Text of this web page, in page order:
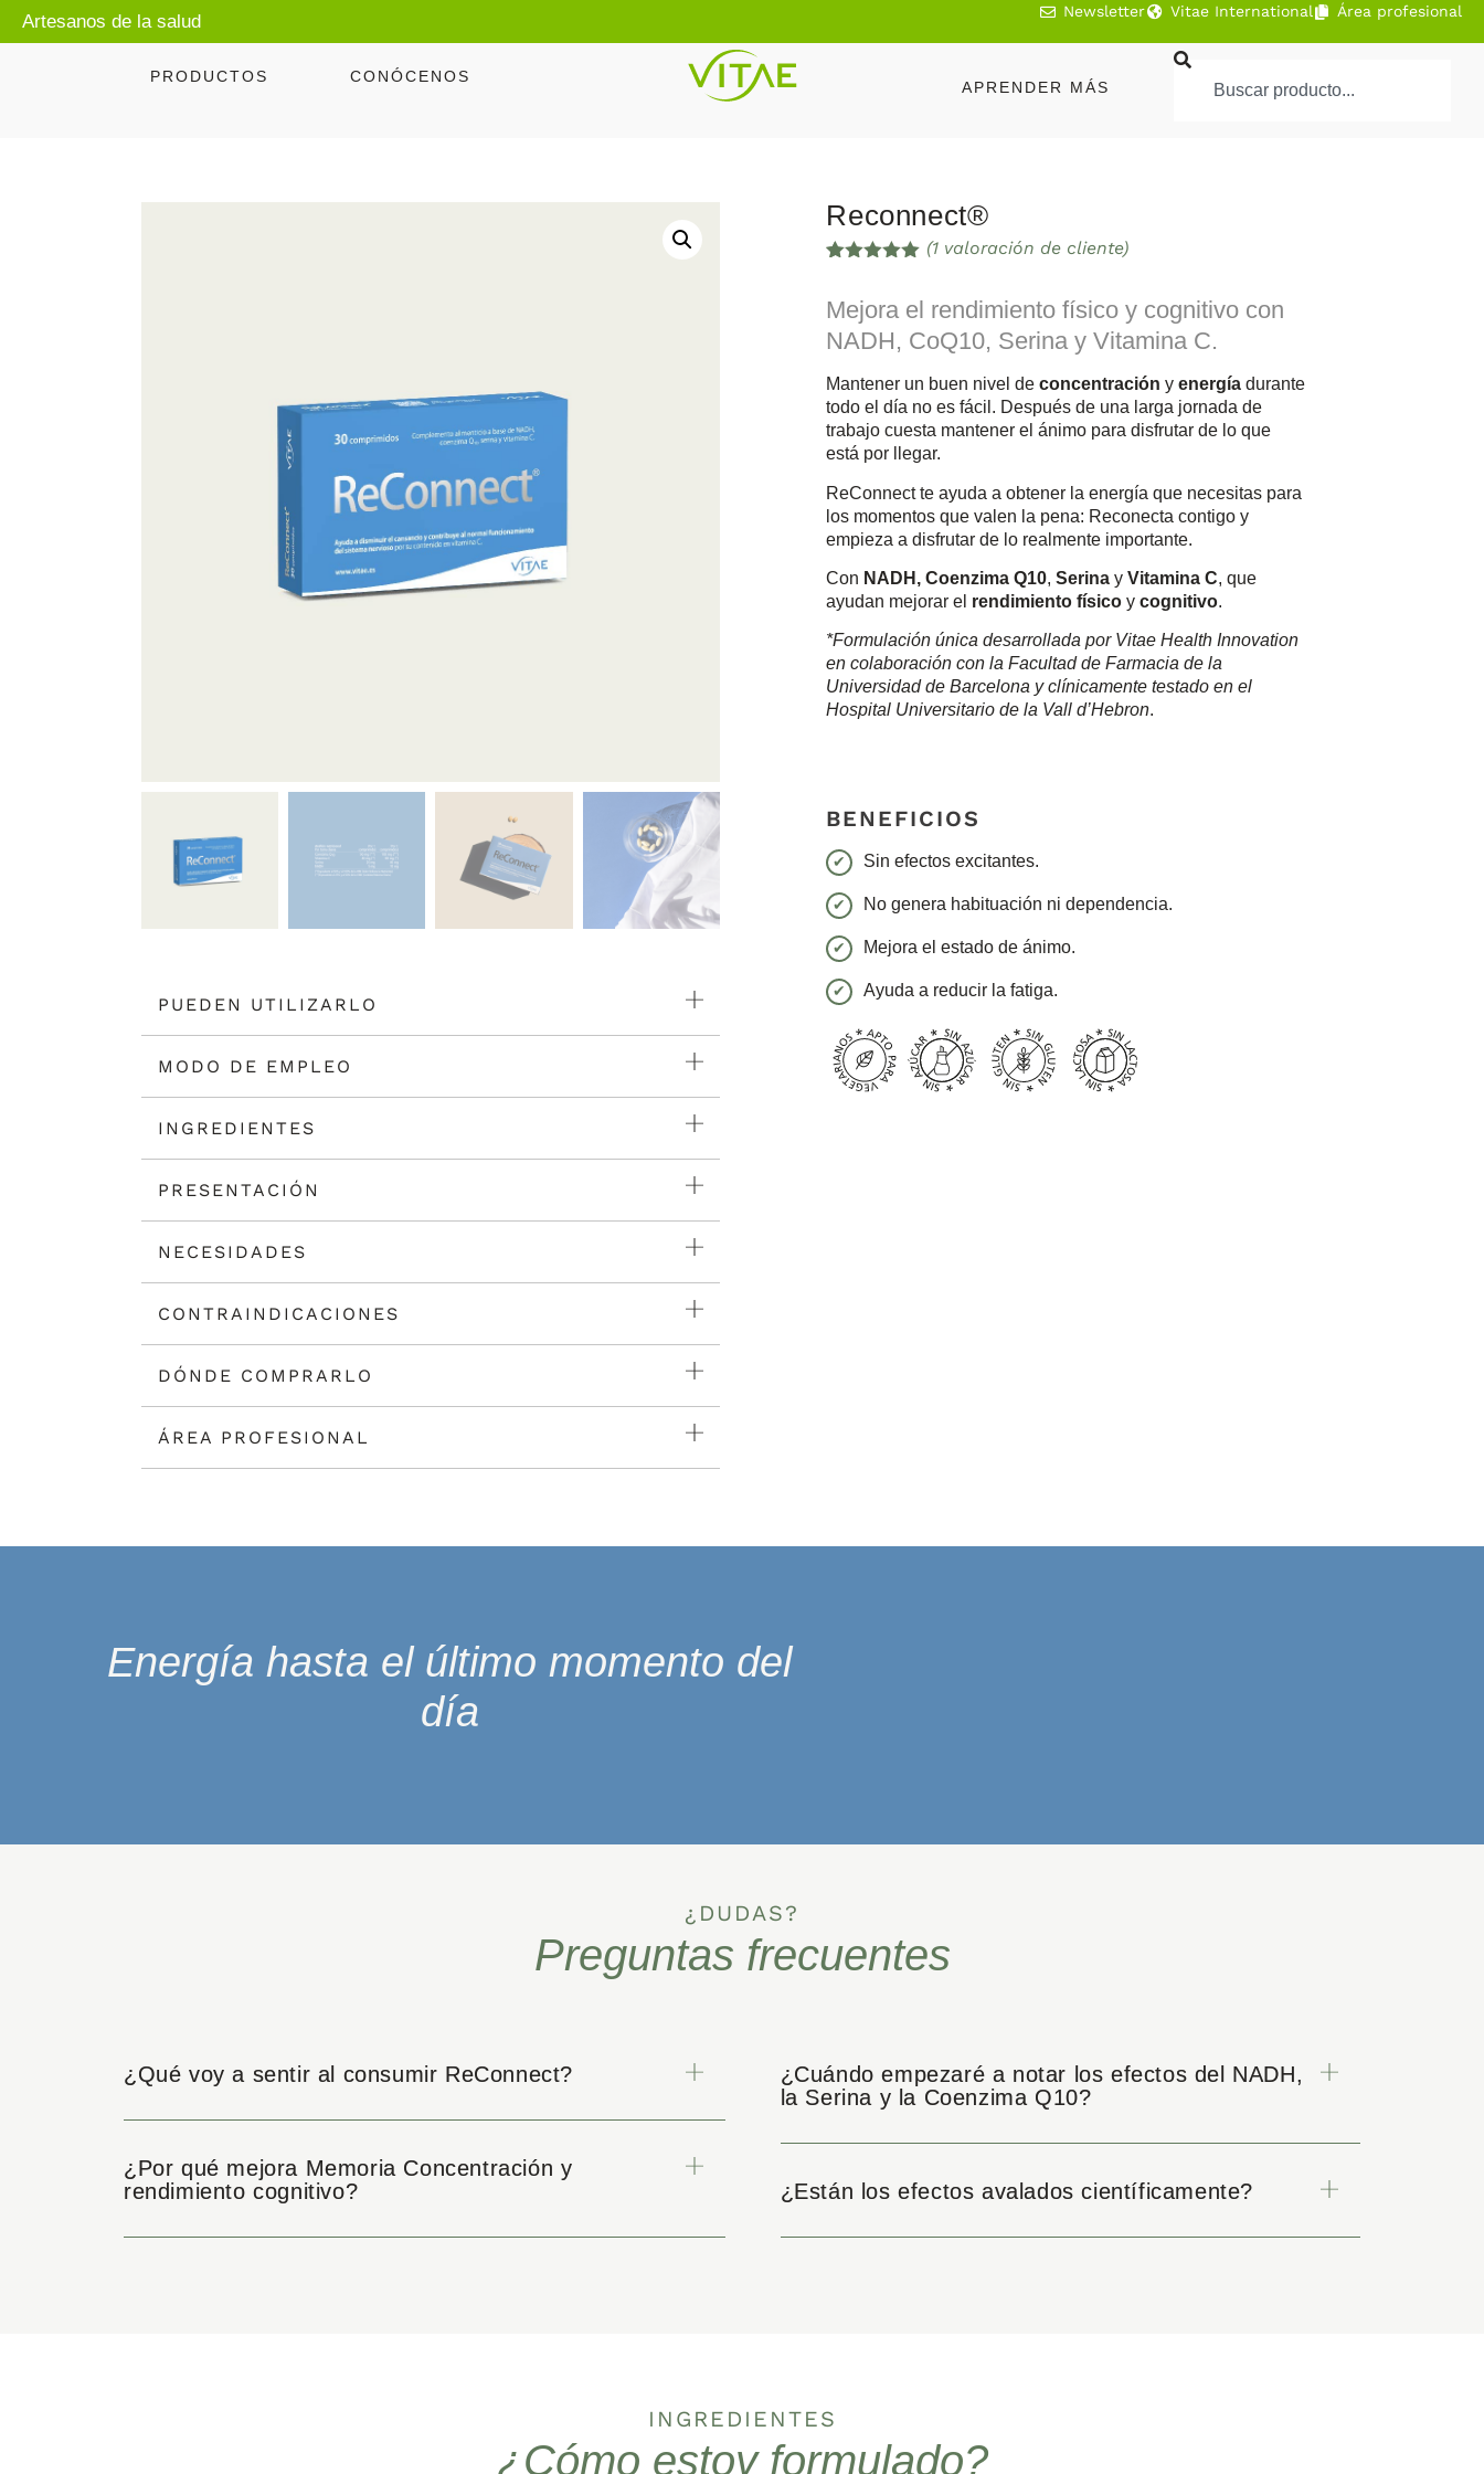
Artesanos de la salud Newsletter Vitae International Área profesional
PRODUCTOS CONÓCENOS
APRENDER MÁS
PUEDEN UTILIZARLO
MODO DE EMPLEO
INGREDIENTES
PRESENTACIÓN
NECESIDADES
CONTRAINDICACIONES
DÓNDE COMPRARLO
ÁREA PROFESIONAL
Reconnect®
5 en base
valoración
de un
(1valoración de cliente)
Mejora el rendimiento físico y cognitivo con
NADH, CoQ10, Serina y Vitamina C.
Mantener un buen nivel deconcentracióny energíadurante
todo el día no es fácil. Después de una larga jornada de
trabajo cuesta mantener el ánimo para disfrutar de lo que
está por llegar.
ReConnect te ayuda a obtener la energía que necesitas para
los momentos que valen la pena: Reconecta contigo y
empieza a disfrutar de lo realmente importante.
Con NADH, Coenzima Q10,Serina yVitamina C, que
ayudan mejorar el rendimiento físico y cognitivo.
*Formulación única desarrollada por Vitae Health Innovation
en colaboración con la Facultad de Farmacia de la
Universidad de Barcelona y clínicamente testado en el
Hospital Universitario de la Vall d’Hebron.
BENEFICIOS
Sin efectos excitantes.
No genera habituación ni dependencia.
Mejora el estado de ánimo.
Ayuda a reducir la fatiga.
Energía hasta el último momento del
día
¿DUDAS?
Preguntas frecuentes
¿Qué voy a sentir al consumir ReConnect?
¿Por qué mejora Memoria Concentración y
rendimiento cognitivo?
¿Cuándo empezaré a notar los efectos del NADH,
la Serina y la Coenzima Q10?
¿Están los efectos avalados científicamente?
INGREDIENTES
¿Cómo estoy formulado?